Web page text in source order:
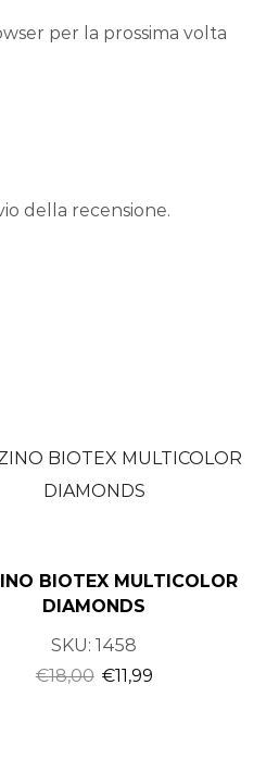
per la prossima volta
della recensione.
BIOTEX MULTICOLOR
DIAMONDS
SKU:1458
€18,00 €11,99